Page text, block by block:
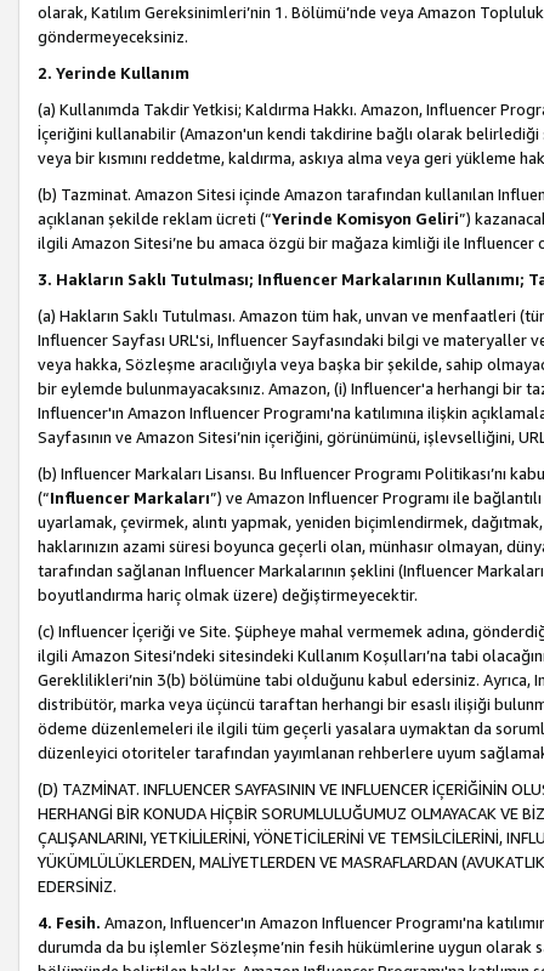
olarak, Katılım Gereksinimleri’nin 1. Bölümü’nde veya Amazon
göndermeyeceksiniz.
2. Yerinde Kullanım
(a) Kullanımda Takdir Yetkisi; Kaldırma Hakkı. Amazon, Influencer
İçeriğini kullanabilir (Amazon'un kendi takdirine bağlı olarak belirlediği
veya bir kısmını reddetme, kaldırma, askıya alma veya geri yükleme
(b) Tazminat. Amazon Sitesi içinde Amazon tarafından kullanılan
açıklanan şekilde reklam ücreti (“Yerinde Komisyon Geliri”)
ilgili Amazon Sitesi’ne bu amaca özgü bir mağaza kimliği ile Influencer
3. Hakların Saklı Tutulması; Influencer Markalarının Kullanımı;
(a) Hakların Saklı Tutulması. Amazon tüm hak, unvan ve menfaatleri
Influencer Sayfası URL'si, Influencer Sayfasındaki bilgi ve materyaller
veya hakka, Sözleşme aracılığıyla veya başka bir şekilde, sahip
bir eylemde bulunmayacaksınız. Amazon, (i) Influencer'a herhangi bir
Influencer'ın Amazon Influencer Programı'na katılımına ilişkin
Sayfasının ve Amazon Sitesi’nin içeriğini, görünümünü, işlevselliğini,
(b) Influencer Markaları Lisansı. Bu Influencer Programı Politikası’nı
(“Influencer Markaları”) ve Amazon Influencer Programı ile
uyarlamak, çevirmek, alıntı yapmak, yeniden biçimlendirmek,
haklarınızın azami süresi boyunca geçerli olan, münhasır olmayan,
tarafından sağlanan Influencer Markalarının şeklini (Influencer
boyutlandırma hariç olmak üzere) değiştirmeyecektir.
(c) Influencer İçeriği ve Site. Şüpheye mahal vermemek adına,
ilgili Amazon Sitesi’ndeki sitesindeki Kullanım Koşulları’na tabi
Gereklilikleri’nin 3(b) bölümüne tabi olduğunu kabul edersiniz. Ayrıca,
distribütör, marka veya üçüncü taraftan herhangi bir esaslı ilişiği
ödeme düzenlemeleri ile ilgili tüm geçerli yasalara uymaktan da
düzenleyici otoriteler tarafından yayımlanan rehberlere uyum
(D) TAZMİNAT. INFLUENCER SAYFASININ VE INFLUENCER İÇERİĞİNİN
HERHANGİ BİR KONUDA HİÇBİR SORUMLULUĞUMUZ OLMAYACAK VE
ÇALIŞANLARINI, YETKİLİLERİNİ, YÖNETİCİLERİNİ VE TEMSİLCİLERİNİ,
YÜKÜMLÜLÜKLERDEN, MALİYETLERDEN VE MASRAFLARDAN
EDERSİNİZ.
4. Fesih. Amazon, Influencer'ın Amazon Influencer Programı'na
durumda da bu işlemler Sözleşme’nin fesih hükümlerine uygun olarak